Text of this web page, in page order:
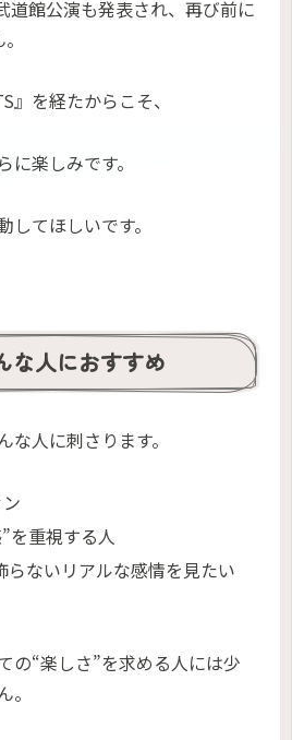
道館公演も発表され、再び前に
』を経たからこそ、
に楽しみです。
てほしいです。
人におすすめ
な人に刺さります。
を重視する人
らないリアルな感情を見たい
の“楽しさ”を求める人には少
。